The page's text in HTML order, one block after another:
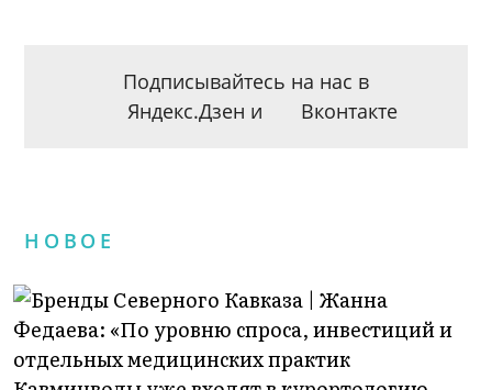
Подписывайтесь на нас в
Яндекс.Дзен и Вконтакте
НОВОЕ